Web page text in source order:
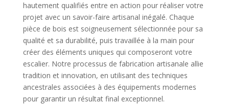
hautement qualifiés entre en action pour réaliser votre
projet avec un savoir-faire artisanal inégalé. Chaque
pièce de bois est soigneusement sélectionnée pour sa
qualité et sa durabilité, puis travaillée à la main pour
créer des éléments uniques qui composeront votre
escalier. Notre processus de fabrication artisanale allie
tradition et innovation, en utilisant des techniques
ancestrales associées à des équipements modernes
pour garantir un résultat final exceptionnel.